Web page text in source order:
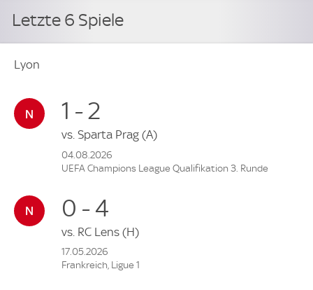
Letzte 6 Spiele
Lyon
1 - 2
vs. Sparta Prag (A)
04.08.2026
UEFA Champions League Qualifikation 3. Runde
0 - 4
vs. RC Lens (H)
17.05.2026
Frankreich, Ligue 1